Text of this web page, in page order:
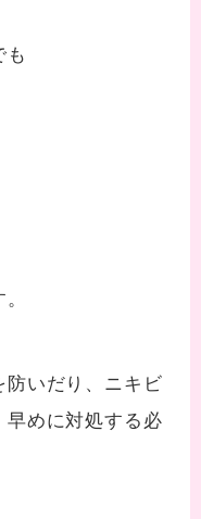
も
防いだり、ニキビ
早めに対処する必